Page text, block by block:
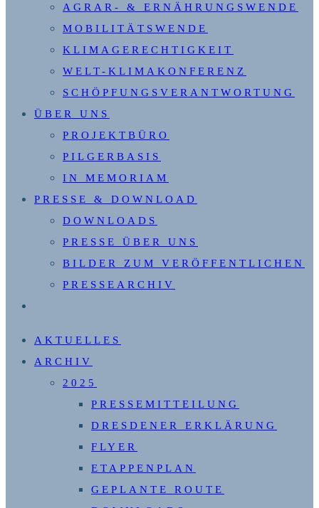
AGRAR- & ERNÄHRUNGSWENDE
MOBILITÄTSWENDE
KLIMAGERECHTIGKEIT
WELT-KLIMAKONFERENZ
SCHÖPFUNGSVERANTWORTUNG
ÜBER UNS
PROJEKTBÜRO
PILGERBASIS
IN MEMORIAM
PRESSE & DOWNLOAD
DOWNLOADS
PRESSE ÜBER UNS
BILDER ZUM VERÖFFENTLICHEN
PRESSEARCHIV
UMSCHALTEN
AKTUELLES
ARCHIV
2025
PRESSEMITTEILUNG
DRESDENER ERKLÄRUNG
FLYER
ETAPPENPLAN
GEPLANTE ROUTE